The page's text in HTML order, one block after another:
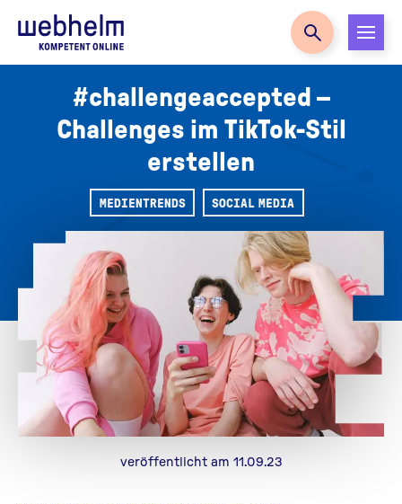
Zur Startseite
#challengeaccepted –
Challenges im TikTok-Stil
erstellen
MEDIENTRENDS SOCIAL MEDIA
veröffentlicht am 11.09.23